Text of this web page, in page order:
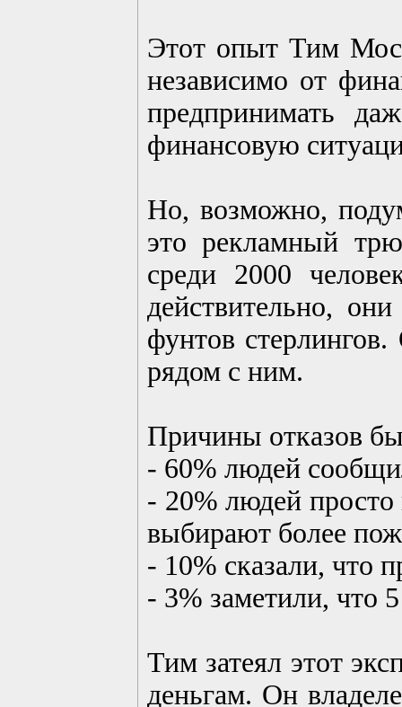
Этот опыт Тим
независимо от
предпринимать
финансовую
Но, возможно,
это рекламный
среди 2000
действительно,
фунтов
рядом с ним.
Причины отказов
- 60% людей
- 20% людей просто
выбирают более
- 10% сказали, что
- 3% заметили, что
Тим затеял этот
деньгам. Он